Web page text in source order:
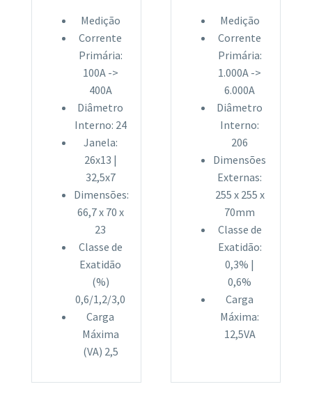
Medição
Corrente
Primária:
100A ->
400A
Diâmetro
Interno: 24
Janela:
26x13 |
32,5x7
Dimensões:
66,7 x 70 x
23
Classe de
Exatidão
(%)
0,6/1,2/3,0
Carga
Máxima
(VA) 2,5
Medição
Corrente
Primária:
1.000A ->
6.000A
Diâmetro
Interno:
206
Dimensões
Externas:
255 x 255 x
70mm
Classe de
Exatidão:
0,3% |
0,6%
Carga
Máxima:
12,5VA